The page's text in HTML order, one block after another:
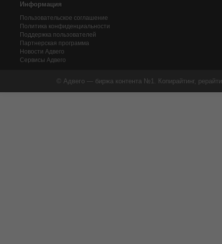
Информация
Пользовательское соглашение
Политика конфиденциальности
Поддержка пользователей
Партнерская программа
Новости Адвего
Сервисы Адвего
© Адвего — биржа контента №1. Копирайтинг,